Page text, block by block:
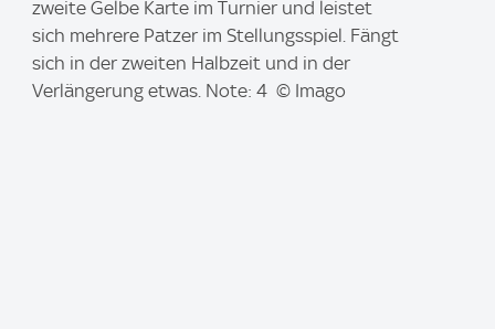
mzweite Gelbe Karte im Turnier und leistet
sich mehrere Patzer im Stellungsspiel. Fängt
sich in der zweiten Halbzeit und in der
Verlängerung etwas. Note: 4 © Imago